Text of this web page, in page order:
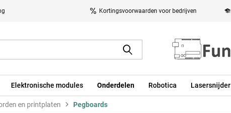
Kortingsvoorwaarden voor bedrijven
Elektronische modules Onderdelen Robotica Lasersnijder
en printplaten Pegboards